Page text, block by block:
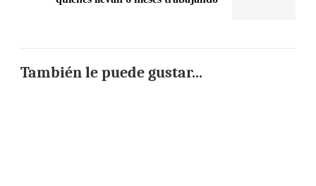
También le puede gustar...